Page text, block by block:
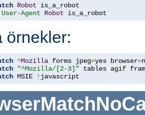
Robot
User-Agent Robot is_a_robot
örnekler:
^Mozilla forms jpeg=yes browser=
"^Mozilla/[2-3]"
MSIE ! javascript